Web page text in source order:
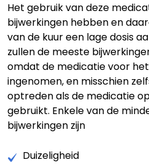
Het gebruik van deze
bijwerkingen hebben en
van de kuur een lage dosis
zullen de meeste
omdat de medicatie voor
ingenomen, en misschien
optreden als de medicatie
gebruikt. Enkele van de
bijwerkingen zijn
Duizeligheid